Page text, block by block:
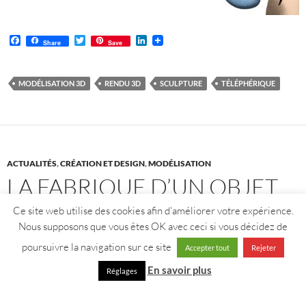
F
b
o
Share
T
w
e
Save
e
MODÉLISATION 3D RENDU 3D SCULPTURE TÉLÉPHÉRIQUE
ACTUALITÉS,CRÉATION ET DESIGN,MODÉLISATION
LA FABRIQUE D’UN OBJET
3D, PARTIE 1 : CONCEPTION
ET MODÉLISATION
Ce site web utilise des cookies afin d'améliorer votre expérience.
Nous supposons que vous êtes OK avec ceci si vous décidez de
poursuivre la navigation sur ce site
Accepter tout Rejeter
Réglages En savoir plus